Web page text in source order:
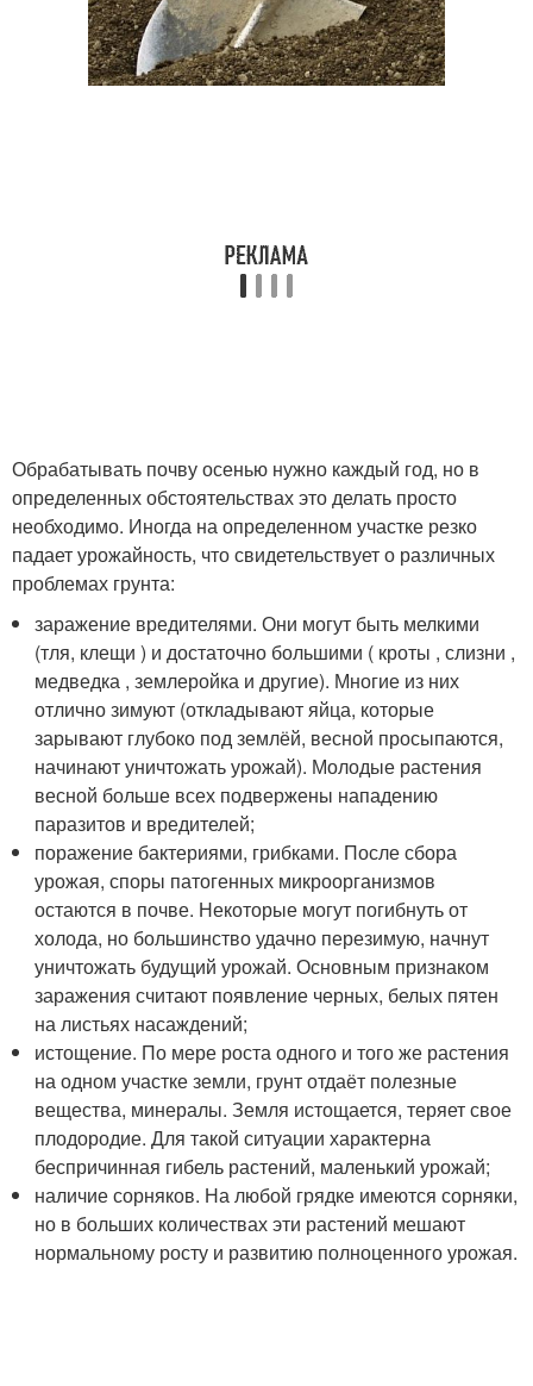
Обрабатывать почву осенью нужно каждый год, но в
определенных обстоятельствах это делать просто
необходимо. Иногда на определенном участке резко
падает урожайность, что свидетельствует о различных
проблемах грунта:
заражение вредителями. Они могут быть мелкими
(тля, клещи ) и достаточно большими ( кроты , слизни ,
медведка , землеройка и другие). Многие из них
отлично зимуют (откладывают яйца, которые
зарывают глубоко под землёй, весной просыпаются,
начинают уничтожать урожай). Молодые растения
весной больше всех подвержены нападению
паразитов и вредителей;
поражение бактериями, грибками. После сбора
урожая, споры патогенных микроорганизмов
остаются в почве. Некоторые могут погибнуть от
холода, но большинство удачно перезимую, начнут
уничтожать будущий урожай. Основным признаком
заражения считают появление черных, белых пятен
на листьях насаждений;
истощение. По мере роста одного и того же растения
на одном участке земли, грунт отдаёт полезные
вещества, минералы. Земля истощается, теряет свое
плодородие. Для такой ситуации характерна
беспричинная гибель растений, маленький урожай;
наличие сорняков. На любой грядке имеются сорняки,
но в больших количествах эти растений мешают
нормальному росту и развитию полноценного урожая.